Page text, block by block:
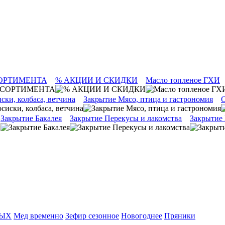
% АКЦИИ И СКИДКИ Масло топленое ГХИ
колбаса, ветчина Закрытие Мясо, птица и гастрономия
Закрытие Бакалея Закрытие Перекусы и лакомства
Мед временно Зефир сезонное Новогоднее Пряники